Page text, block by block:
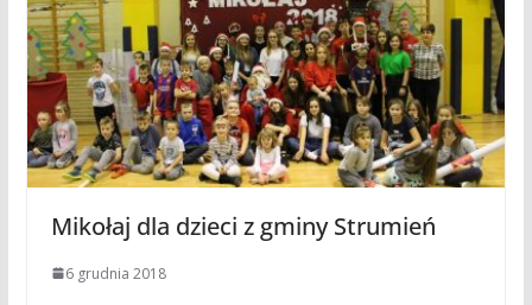
Mikołaj dla dzieci z gminy Strumień
6 grudnia 2018